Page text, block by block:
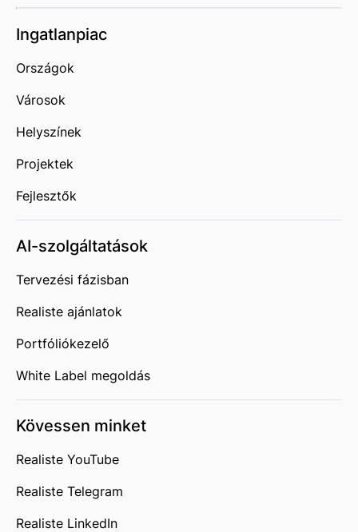
Ingatlanpiac
Országok
Városok
Helyszínek
Projektek
Fejlesztők
AI-szolgáltatások
Tervezési fázisban
Realiste ajánlatok
Portfóliókezelő
White Label megoldás
Kövessen minket
Realiste YouTube
Realiste Telegram
Realiste LinkedIn